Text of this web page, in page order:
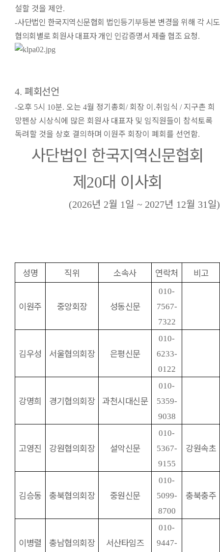
설할 것을 제안.
-사단법인 한국지역신문협회 법인등기부등본 변경을 위해 각 시도
협의회별로 회원사 대표자 개인 인감증명서 제출 협조 요청.
4. 폐회선언
-오후 5시 10분. 오는 4월 정기총회/ 회장 이.취임식 / 지구촌 희
망펜상 시상식에 많은 회원사 대표자 및 임직원들이 참석토록
독려할 것을 상호 결의하며 이원주 회장이 폐회를 선언함.
사단법인 한국지역신문협회
제20대 이사회
(2026년 2월 1 일 ~ 2027년 12월 31 일)
성명 직위 소속사 연락처 비고
이원주 중앙회장 성동신문
010-
7567-
7322
김우성 서울협의회장 은평신문
010-
6233-
0122
강명희 경기협의회장 과천시대신문
010-
5359-
9038
고영진 강원협의회장 설악신문
010-
5367-
9155
강원속초
김승동 충북협의회장 중원신문
010-
5099-
8700
충북충주
이병렬 충남협의회장 서산타임즈
010-
9447-